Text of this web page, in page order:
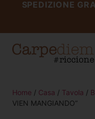
SPEDIZIONE
Home / Casa / Tavola /
VIEN MANGIANDO”